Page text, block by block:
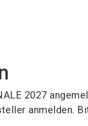
2027
anmelden.